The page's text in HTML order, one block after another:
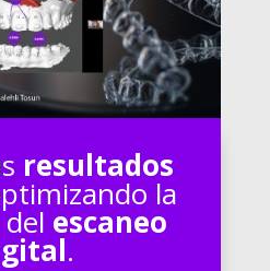
resultados
la
escaneo
.